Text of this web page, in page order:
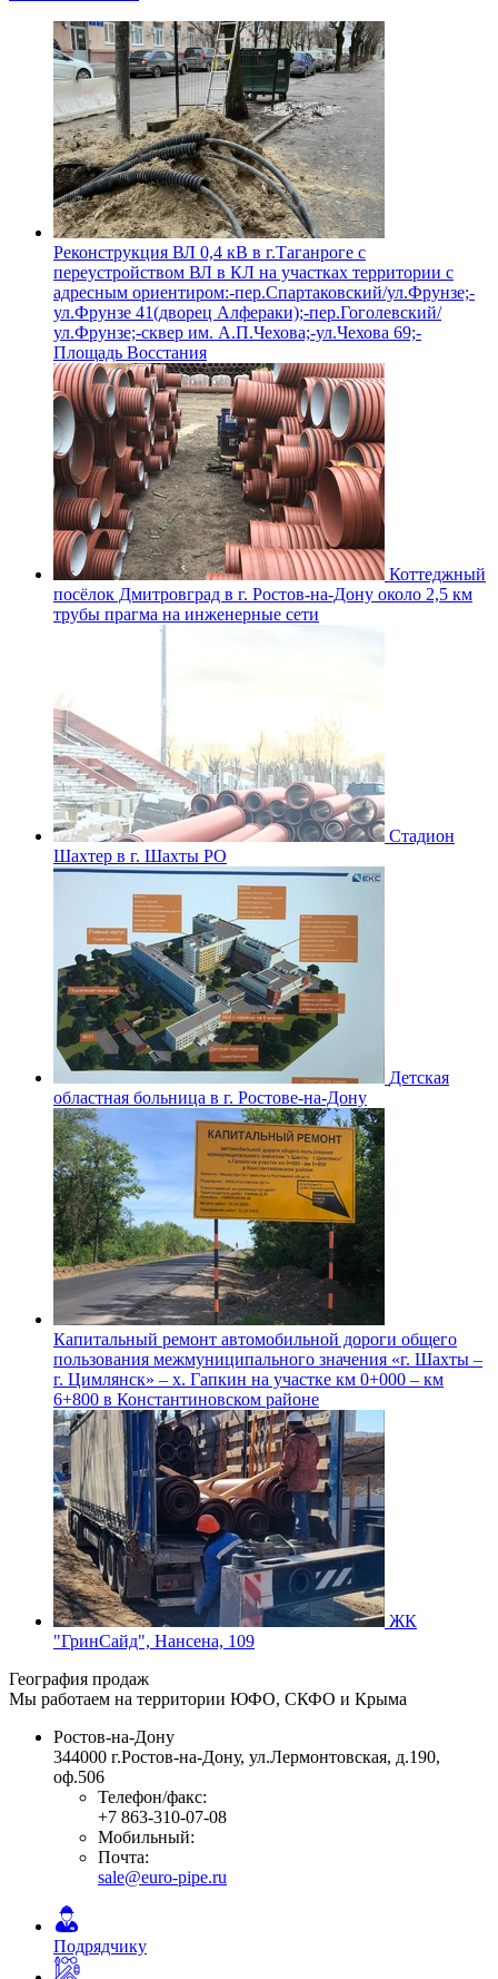
Реконструкция ВЛ 0,4 кВ в г.Таганроге с
переустройством ВЛ в КЛ на участках территории с
адресным ориентиром:-пер.Спартаковский/ул.Фрунзе;-
ул.Фрунзе 41(дворец Алфераки);-пер.Гоголевский/
ул.Фрунзе;-сквер им. А.П.Чехова;-ул.Чехова 69;-
Площадь Восстания
Коттеджный
посёлок Дмитровград в г. Ростов-на-Дону около 2,5 км
трубы прагма на инженерные сети
Стадион
Шахтер в г. Шахты РО
Детская
областная больница в г. Ростове-на-Дону
Капитальный ремонт автомобильной дороги общего
пользования межмуниципального значения «г. Шахты –
г. Цимлянск» – х. Гапкин на участке км 0+000 – км
6+800 в Константиновском районе
ЖК
"ГринСайд", Нансена, 109
География продаж
Мы работаем на территории ЮФО, СКФО и Крыма
Ростов-на-Дону
344000 г.Ростов-на-Дону, ул.Лермонтовская, д.190,
оф.506
Телефон/факс:
+7 863-310-07-08
Мобильный:
Почта:
sale@euro-pipe.ru
Подрядчику